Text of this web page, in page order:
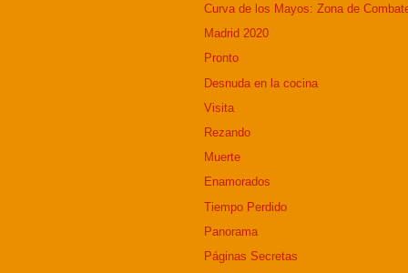
Curva de los Mayos: Zona de
Madrid 2020
Pronto
Desnuda en la cocina
Visita
Rezando
Muerte
Enamorados
Tiempo Perdido
Panorama
Páginas Secretas